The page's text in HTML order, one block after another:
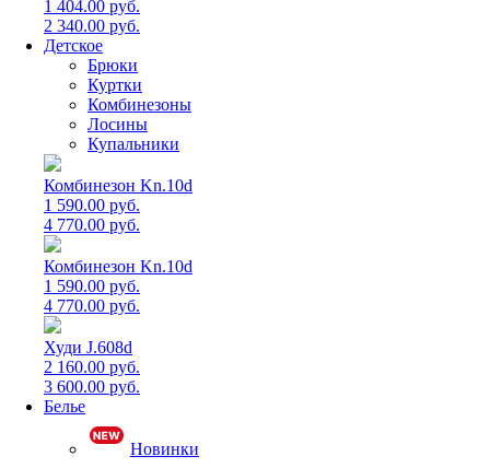
1 404.00 руб.
2 340.00 руб.
Детское
Брюки
Куртки
Комбинезоны
Лосины
Купальники
Комбинезон Kn.10d
1 590.00 руб.
4 770.00 руб.
Комбинезон Kn.10d
1 590.00 руб.
4 770.00 руб.
Худи J.608d
2 160.00 руб.
3 600.00 руб.
Белье
Новинки